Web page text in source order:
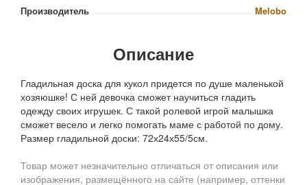
Производитель
Melobo
Описание
Гладильная доска для кукол придется по душе маленькой
хозяюшке! С ней девочка сможет научиться гладить
одежду своих игрушек. С такой ролевой игрой малышка
сможет весело и легко помогать маме с работой по дому.
Размер гладильной доски: 72х24х55/5см.
Товар может незначительно отличаться от описания или
изображения, размещённого на сайте (например, оттенки